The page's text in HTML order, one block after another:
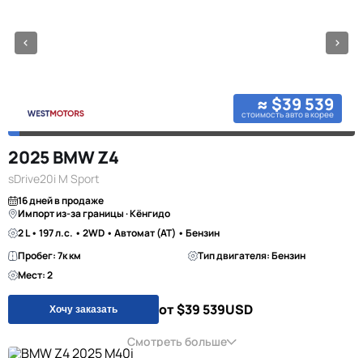
≈ $39 539
стоимость авто в корее
2025 BMW Z4
sDrive20i M Sport
16 дней в продаже
Импорт из-за границы · Кёнгидо
2 L • 197 л.с. • 2WD • Автомат (AT) • Бензин
Пробег: 7к км
Тип двигателя: Бензин
Мест: 2
Хочу заказать от $39 539USD
Смотреть больше